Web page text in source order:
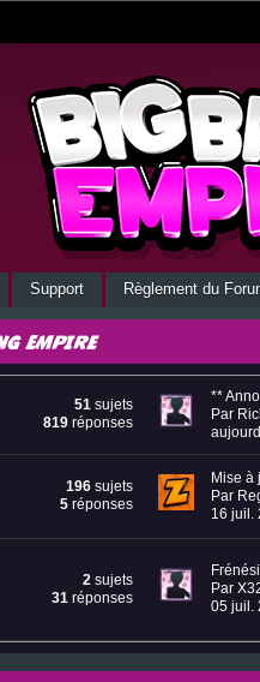
Support Règlement du
Empire
51 sujets
819 réponses
**
Par
196 sujets
5 réponses
Mise à
Par
16 juil.
2 sujets
31 réponses
Par
05 juil.